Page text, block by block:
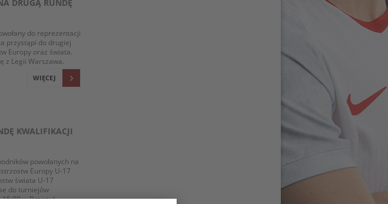
DRUGĄ RUNDĘ
do reprezentacji
przystąpi do drugiej
Europy oraz świata.
z Legii Warszawa.
WIĘCEJ
KWALIFIKACJI
powołanych na
Europy U-17
świata U-17
do turniejów
15:00 w Brzegu),